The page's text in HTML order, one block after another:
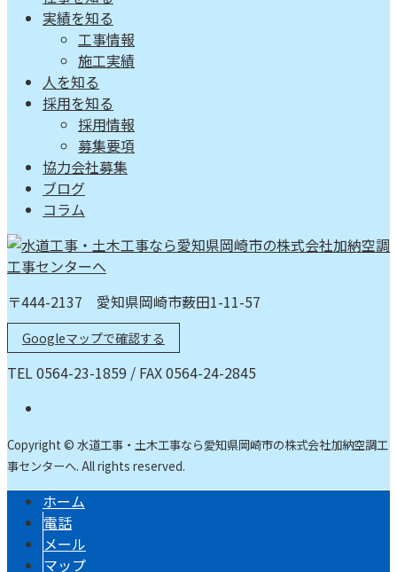
実績を知る
工事情報
施工実績
人を知る
採用を知る
採用情報
募集要項
協力会社募集
ブログ
コラム
〒444-2137 愛知県岡崎市薮田1-11-57
Googleマップで確認する
TEL 0564-23-1859 / FAX 0564-24-2845
Copyright © 水道工事・土木工事なら愛知県岡崎市の株式会社加納空調工
事センターへ. All rights reserved.
ホーム
電話
メール
マップ